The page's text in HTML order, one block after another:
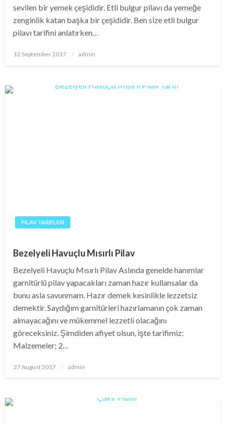
sevilen bir yemek çeşididir. Etli bulgur pilavı da yemeğe
zenginlik katan başka bir çeşididir. Ben size etli bulgur
pilavı tarifini anlatırken…
Posted
12 September 2017 admin
PILAV TARIFLERI
Bezelyeli Havuçlu Mısırlı Pilav
Bezelyeli Havuçlu Mısırlı Pilav Aslında genelde hanımlar
garnitürlü pilav yapacakları zaman hazır kullansalar da
bunu asla savunmam. Hazır demek kesinlikle lezzetsiz
demektir. Saydığım garnitürleri hazırlamanın çok zaman
almayacağını ve mükemmel lezzetli olacağını
göreceksiniz. Şimdiden afiyet olsun, işte tarifimiz:
Malzemeler; 2…
Posted
27 August 2017 admin